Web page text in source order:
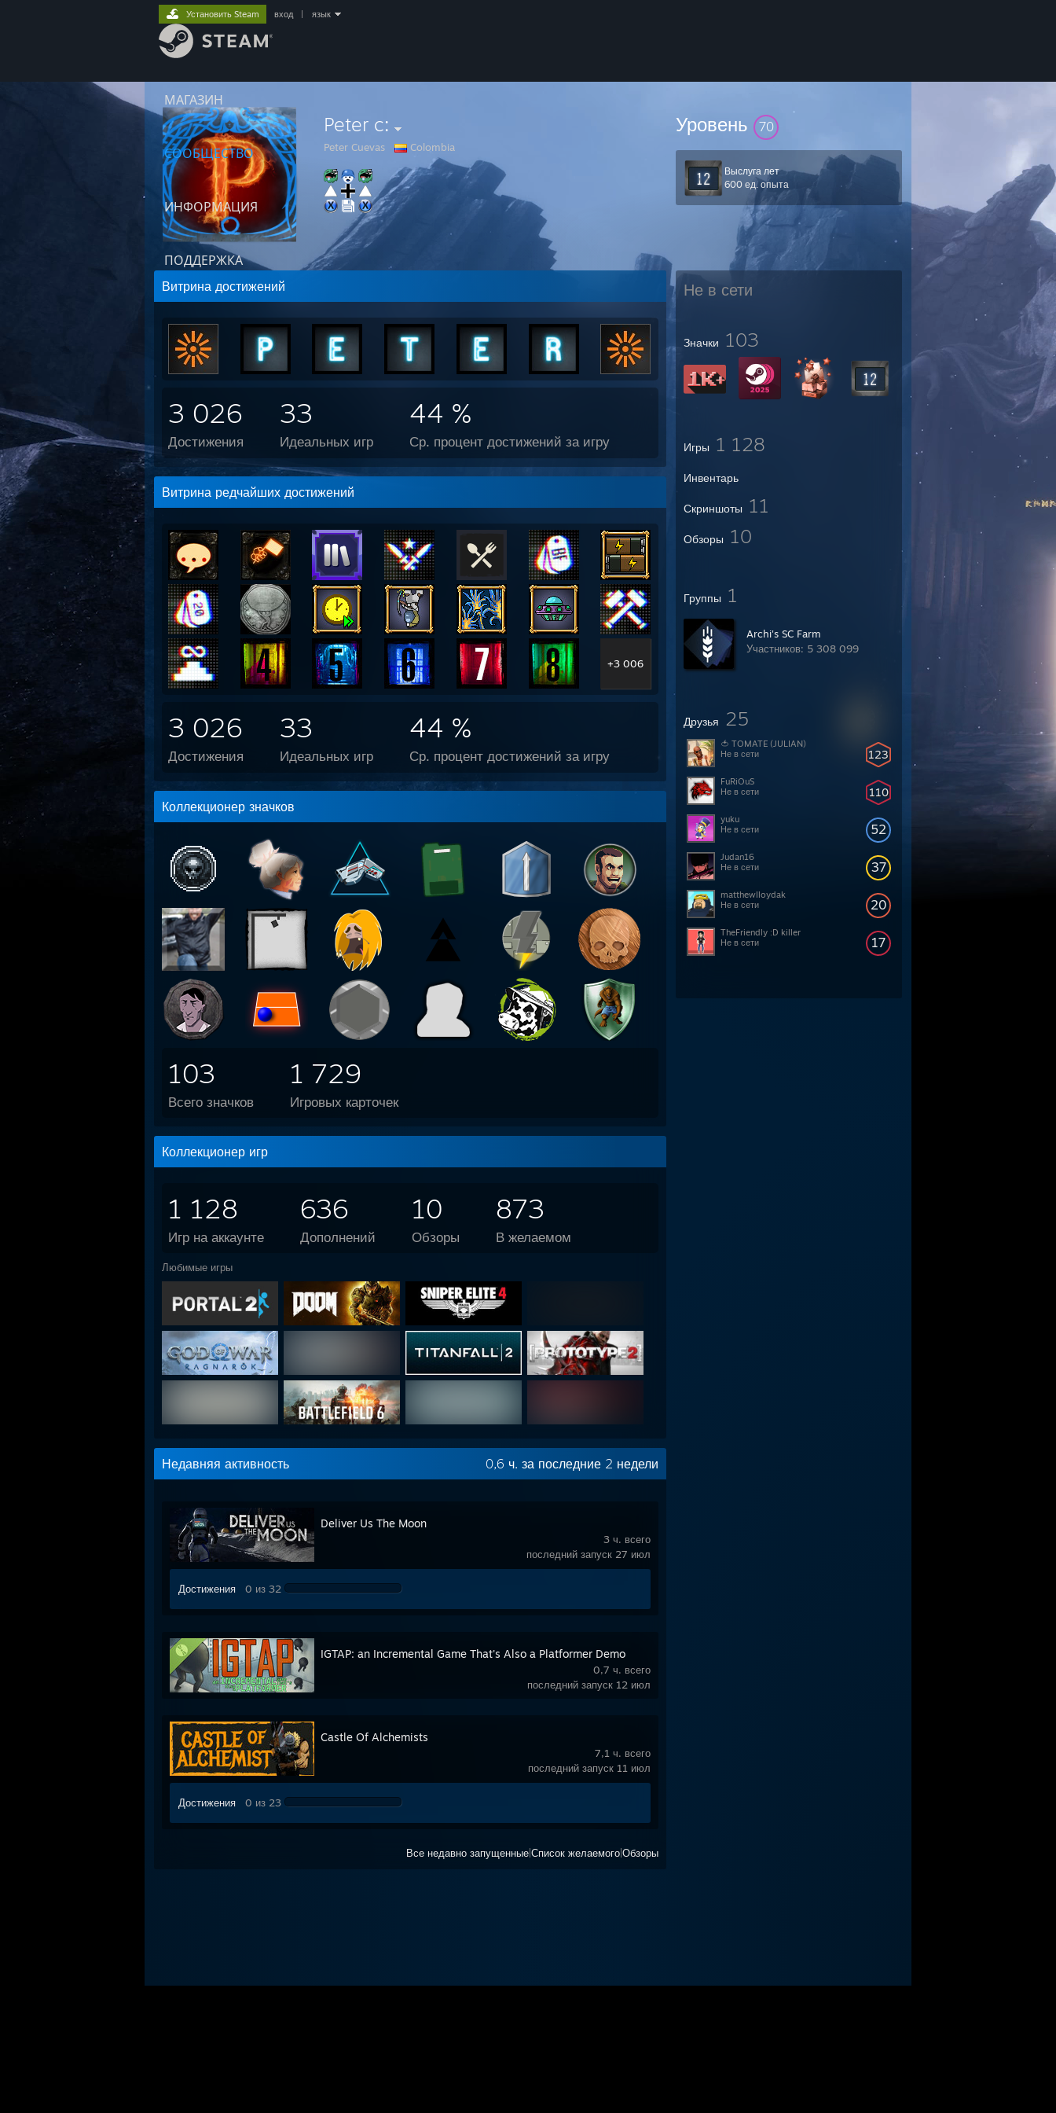
МАГАЗИН
СООБЩЕСТВО
ИНФОРМАЦИЯ
ПОДДЕРЖКА
Установить Steam вход язык
Peter c:
Peter Cuevas Colombia
Уровень 70
Выслуга лет
600 ед. опыта
Не в сети
Значки 103
Игры 1 128
Инвентарь
Скриншоты 11
Обзоры 10
Группы 1
Archi's SC Farm
Участников: 5 308 099
Друзья 25
123
🍅 TOMATE (JULIAN)
Не в сети
110
FuRiOuS
Не в сети
52
yuku
Не в сети
37
Judan16
Не в сети
20
matthewlloydak
Не в сети
17
TheFriendly :D killer
Не в сети
Витрина достижений
3 026
Достижения
33
Идеальных игр
44 %
Ср. процент достижений за игру
Витрина редчайших достижений
+3 006
3 026
Достижения
33
Идеальных игр
44 %
Ср. процент достижений за игру
Коллекционер значков
103
Всего значков
1 729
Игровых карточек
Коллекционер игр
1 128
Игр на аккаунте
636
Дополнений
10
Обзоры
873
В желаемом
Любимые игры
Недавняя активность 0,6 ч. за последние 2 недели
3 ч. всего
последний запуск 27 июл
Deliver Us The Moon
Достижения 0 из 32
0,7 ч. всего
последний запуск 12 июл
IGTAP: an Incremental Game That's Also a Platformer Demo
7,1 ч. всего
последний запуск 11 июл
Castle Of Alchemists
Достижения 0 из 23
Все недавно запущенныеСписок желаемогоОбзоры